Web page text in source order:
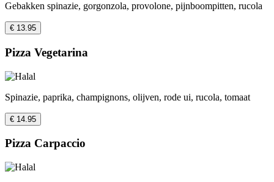
Gebakken spinazie, gorgonzola, provolone, pijnboompitten, rucola
€ 13.95
Pizza Vegetarina
Spinazie, paprika, champignons, olijven, rode ui, rucola, tomaat
€ 14.95
Pizza Carpaccio